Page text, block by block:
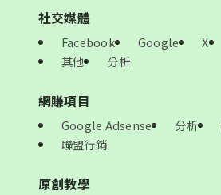
社交媒體
Facebook Google X
其他
分析
網賺項目
Google Adsense 分析
聯盟行銷
原創教學